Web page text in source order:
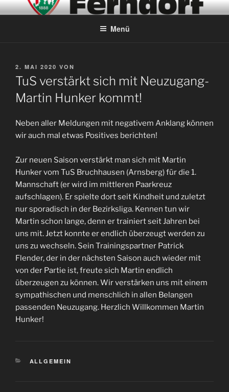
Zum
InhaltABTEILUNG TISCHTENNIS –
Menü
VERÖFFENTLICHT
AM
2. MAI 2020 VON
TuS verstärkt sich mit Neuzugang-
Martin Hunker kommt!
Neben aller Meldungen mit negativem Anklang können
wir auch mal etwas Positives berichten!
Zur neuen Saison verstärkt man sich mit Martin
Hunker vom TuS Bruchhausen (Arnsberg) für die 1.
Mannschaft (er wird im mittleren Paarkreuz
aufschlagen). Er spielte dort seit Kindheit und zuletzt
nur sporadisch in der Bezirksliga. Kennen tun wir
Martin schon lange, denn er trainiert seit Jahren bei
uns mit. Jetzt konnte er endlich überzeugt werden zu
uns zu wechseln. Sein Trainingspartner Patrick
Flender, der in der nächsten Saison auch wieder mit
von der Partie ist, freute sich Martin endlich
überzeugen zu können. Wir verstärken uns mit einem
sympathischen und menschlich in allen Belangen
passenden Neuzugang. Herzlich Willkommen Martin
Hunker!
KATEGORIEN
ALLGEMEIN